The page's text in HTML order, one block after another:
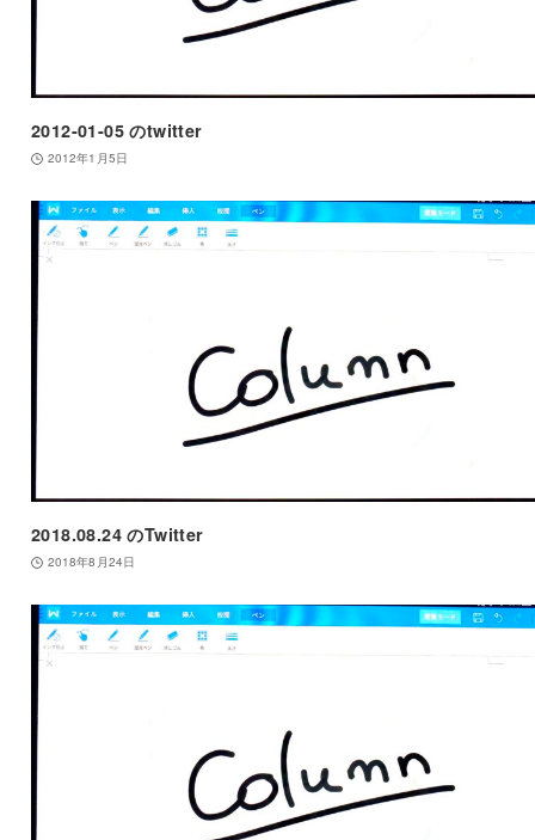
2012-01-05 のtwitter
2012年1月5日
2018.08.24 のTwitter
2018年8月24日